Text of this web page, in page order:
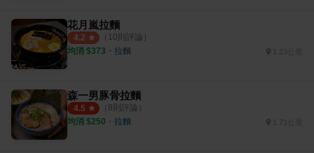
花月嵐拉麵
4.2 （ 10則評論）
均消 $373 ・ 拉麵
森一男豚骨拉麵
4.5 （ 8則評論）
均消 $250 ・ 拉麵